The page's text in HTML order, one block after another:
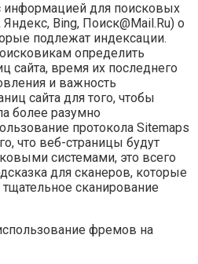
для поисковых
Bing, Поиск@Mail.Ru) о
подлежат индексации.
определить
сайта, время их последнего
и важность
сайта для того, чтобы
более разумно
протокола Sitemaps
что веб-страницы будут
системами, это всего
для сканеров, которые
сканирование
фремов на